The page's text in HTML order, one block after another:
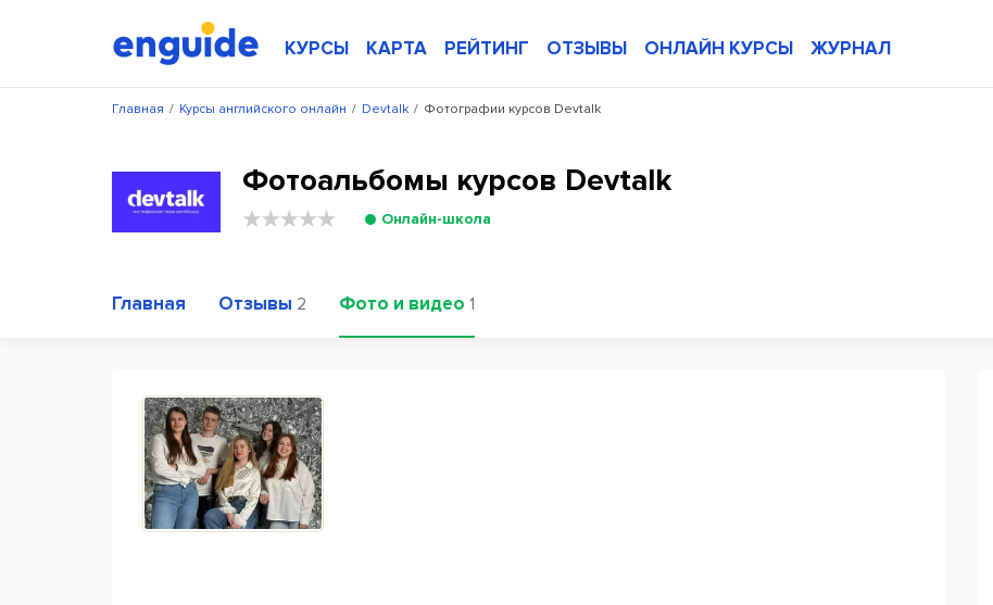
КУРСЫ КАРТА РЕЙТИНГ ОТЗЫВЫ ОНЛАЙН КУРСЫ ЖУРНАЛ
/
Главная /
Курсы английского онлайн /
Devtalk Фотографии курсов Devtalk
Фотоальбомы курсов Devtalk
Онлайн-школа
Главная Отзывы 2 Фото и видео 1